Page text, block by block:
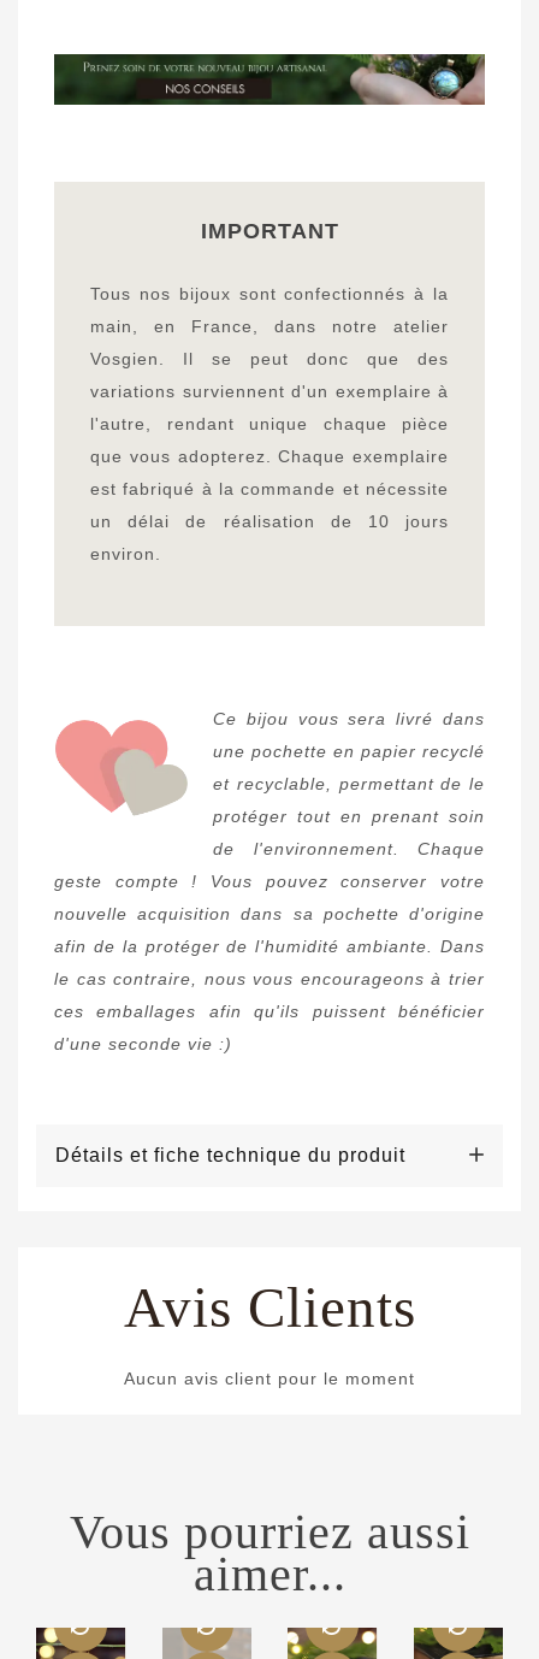
IMPORTANT
Tous nos bijoux sont confectionnés à la
main, en France, dans notre atelier
Vosgien. Il se peut donc que des
variations surviennent d'un exemplaire à
l'autre, rendant unique chaque pièce
que vous adopterez. Chaque exemplaire
est fabriqué à la commande et nécessite
un délai de réalisation de 10 jours
environ.
Ce bijou vous sera livré dans
une pochette en papier recyclé
et recyclable, permettant de le
protéger tout en prenant soin
de l'environnement. Chaque
geste compte ! Vous pouvez conserver votre
nouvelle acquisition dans sa pochette d'origine
afin de la protéger de l'humidité ambiante. Dans
le cas contraire, nous vous encourageons à trier
ces emballages afin qu'ils puissent bénéficier
d'une seconde vie :)
Détails et fiche technique du produit
Avis Clients
Aucun avis client pour le moment
Vous pourriez aussi
aimer...